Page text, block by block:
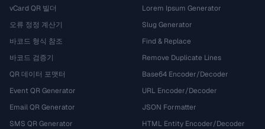
vCard QR 빌더
오류 정정 계산기
바코드 형식 참조
바코드 검증기
QR 데이터 포맷터
Event QR Generator
Email QR Generator
SMS QR Generator
Lorem Ipsum Generator
Slug Generator
Find & Replace
Remove Duplicate Lines
Base64 Encoder/Decoder
URL Encoder/Decoder
JSON Formatter
HTML Entity Encoder/Decoder